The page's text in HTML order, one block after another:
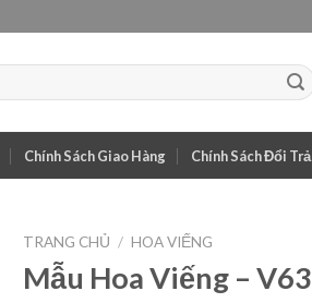
Chính Sách Giao Hàng Chính Sách Đổi Trả
TRANG CHỦ / HOA VIẾNG
Mẫu Hoa Viếng – V63